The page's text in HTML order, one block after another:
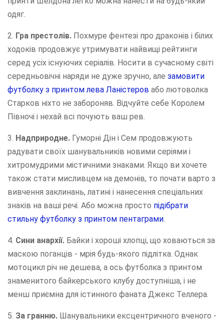
одяг.
2. Гра престолів. Похмуре фентезі про драконів і білих
ходоків продовжує утримувати найвищі рейтинги
серед усіх існуючих серіалів. Носити в сучасному світі
середньовічні наряди не дуже зручно, але замовити
футболку з принтом лева Ланістеров або лютоволка
Старков ніхто не забороняв. Відчуйте себе Королем
Півночі і нехай всі почують ваш рев.
3. Надприродне. Гуморні Дін і Сем продовжують
радувати своїх шанувальників новими серіями і
хитромудрими містичними знаками. Якщо ви хочете
також стати мисливцем на демонів, то почати варто з
вивчення заклинань, латині і нанесення спеціальних
знаків на ваші речі. Або можна просто підібрати
стильну футболку з принтом пентаграми.
4. Сини анархії. Байки і хороші хлопці, що ховаються за
маскою поганців - мрія будь-якого підлітка. Однак
мотоцикл річ не дешева, а ось футболка з принтом
знаменитого байкерського клубу доступніша, і не
менш приємна для істинного фаната Джекс Теллера.
5. За гранню. Шанувальники ексцентричного вченого -